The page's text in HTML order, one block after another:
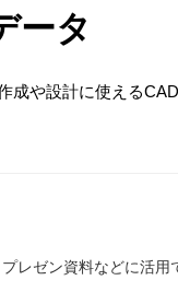
ータ
成や設計に使える
レゼン資料などに活用